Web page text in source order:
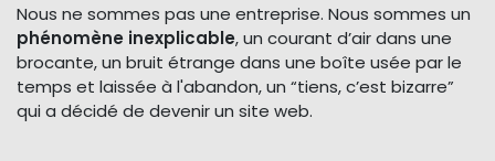
Nous ne sommes pas une entreprise. Nous sommes un
phénomène inexplicable, un courant d’air dans une
brocante, un bruit étrange dans une boîte usée par le
temps et laissée à l'abandon, un “tiens, c’est bizarre”
qui a décidé de devenir un site web.